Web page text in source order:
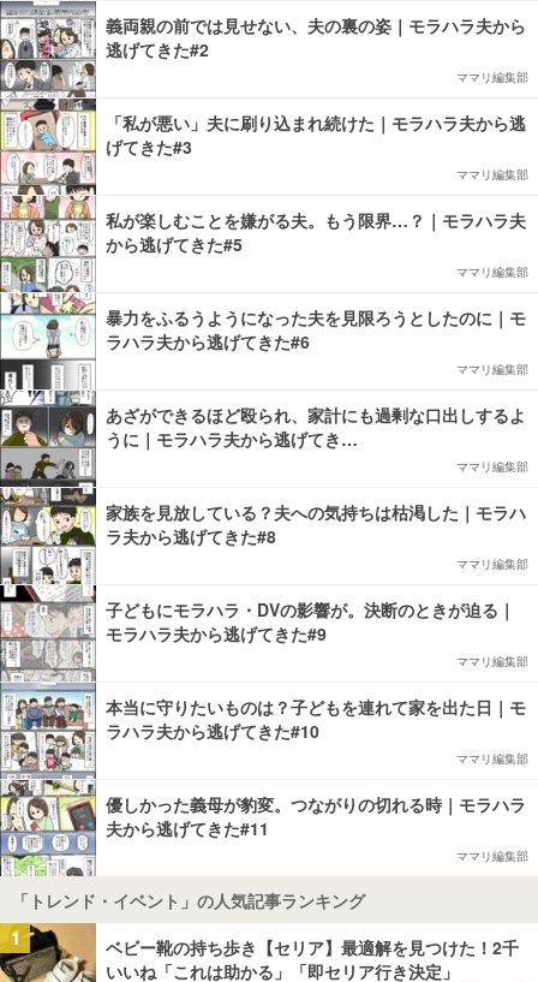
義両親の前では見せない、夫の裏の姿｜モラハラ夫から
逃げてきた#2
ママリ編集部
「私が悪い」夫に刷り込まれ続けた｜モラハラ夫から逃
げてきた#3
ママリ編集部
私が楽しむことを嫌がる夫。もう限界…？｜モラハラ夫
から逃げてきた#5
ママリ編集部
暴力をふるうようになった夫を見限ろうとしたのに｜モ
ラハラ夫から逃げてきた#6
ママリ編集部
あざができるほど殴られ、家計にも過剰な口出しするよ
うに｜モラハラ夫から逃げてき…
ママリ編集部
家族を見放している？夫への気持ちは枯渇した｜モラハ
ラ夫から逃げてきた#8
ママリ編集部
子どもにモラハラ・DVの影響が。決断のときが迫る｜
モラハラ夫から逃げてきた#9
ママリ編集部
本当に守りたいものは？子どもを連れて家を出た日｜モ
ラハラ夫から逃げてきた#10
ママリ編集部
優しかった義母が豹変。つながりの切れる時｜モラハラ
夫から逃げてきた#11
ママリ編集部
「トレンド・イベント」の人気記事ランキング
1
ベビー靴の持ち歩き【セリア】最適解を見つけた！2千
いいね「これは助かる」「即セリア行き決定」